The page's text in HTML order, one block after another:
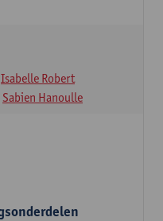
Isabelle Robert
Sabien Hanoulle